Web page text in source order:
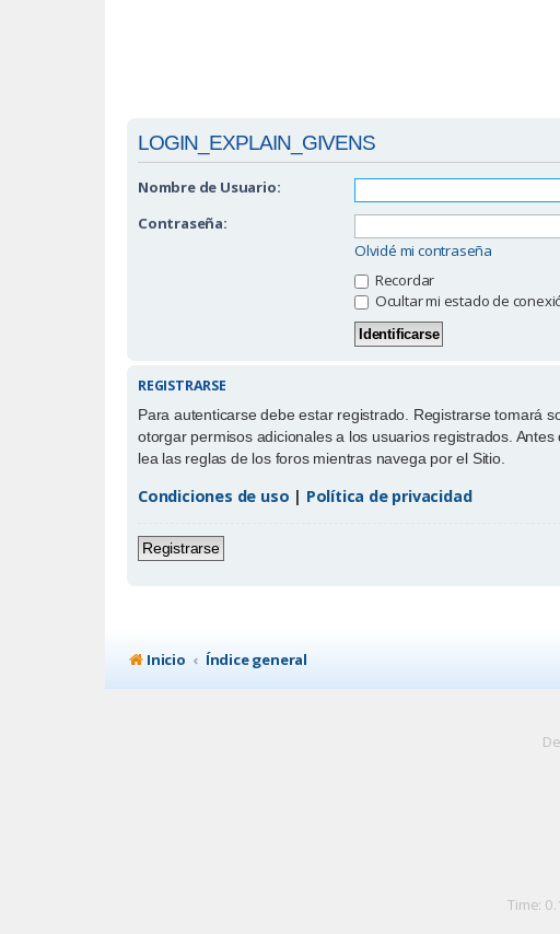
LOGIN_EXPLAIN_GIVENS
Nombre de Usuario:
Contraseña:
Olvidé mi contraseña
Recordar
Ocultar mi estado de
REGISTRARSE
Para autenticarse debe estar registrado. Registrarse tomará
otorgar permisos adicionales a los usuarios registrados.
lea las reglas de los foros mientras navega por el Sitio.
Condiciones de uso | Política de privacidad
Registrarse
Inicio Índice general
Time: